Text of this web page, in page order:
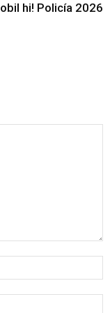
hi! Policía 2026